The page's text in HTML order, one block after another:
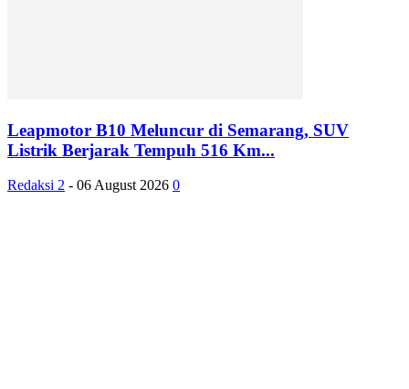
Leapmotor B10 Meluncur di Semarang, SUV
Listrik Berjarak Tempuh 516 Km...
Redaksi 2 - 06 August 2026 0